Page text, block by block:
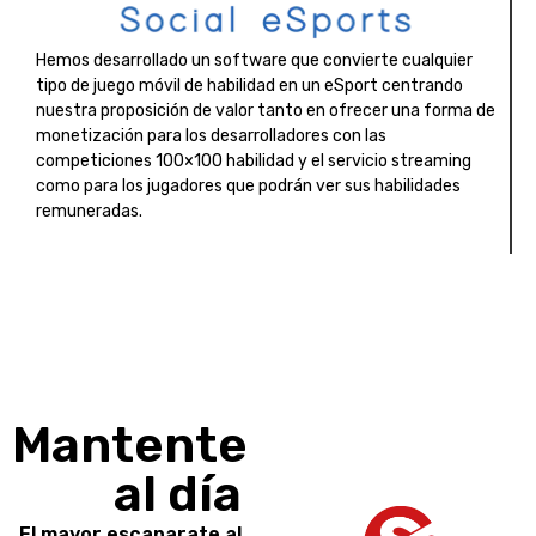
Hemos desarrollado un software que convierte cualquier
tipo de juego móvil de habilidad en un eSport centrando
nuestra proposición de valor tanto en ofrecer una forma de
monetización para los desarrolladores con las
competiciones 100×100 habilidad y el servicio streaming
como para los jugadores que podrán ver sus habilidades
remuneradas.
Mantente
al día